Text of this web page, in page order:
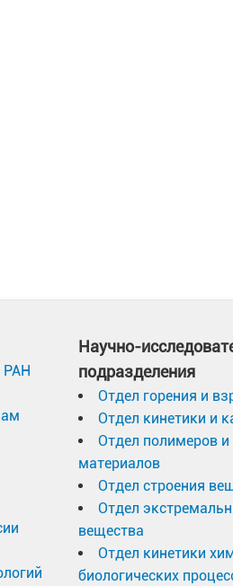
Научно-
подразделения
Отдел горения и
Отдел кинетики и
Отдел полимеров
материалов
Отдел строения
Отдел
вещества
Отдел кинетики
биологических